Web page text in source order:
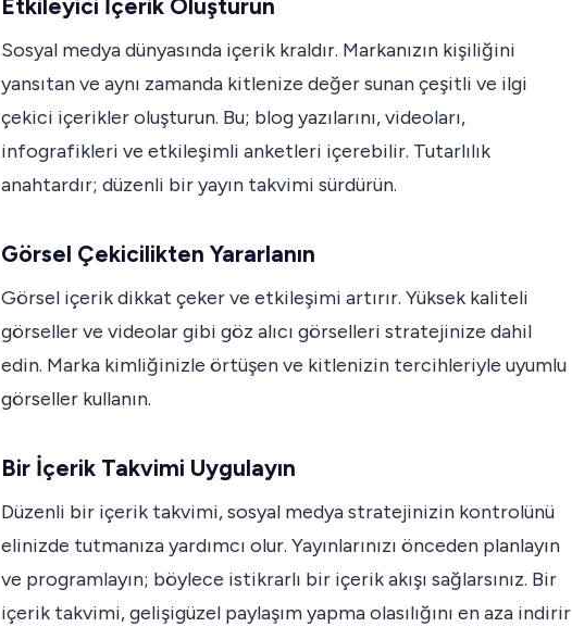
Etkileyici İçerik Oluşturun
Sosyal medya dünyasında içerik kraldır. Markanızın kişiliğini
yansıtan ve aynı zamanda kitlenize değer sunan çeşitli ve ilgi
çekici içerikler oluşturun. Bu; blog yazılarını, videoları,
infografikleri ve etkileşimli anketleri içerebilir. Tutarlılık
anahtardır; düzenli bir yayın takvimi sürdürün.
Görsel Çekicilikten Yararlanın
Görsel içerik dikkat çeker ve etkileşimi artırır. Yüksek kaliteli
görseller ve videolar gibi göz alıcı görselleri stratejinize dahil
edin. Marka kimliğinizle örtüşen ve kitlenizin tercihleriyle uyumlu
görseller kullanın.
Bir İçerik Takvimi Uygulayın
Düzenli bir içerik takvimi, sosyal medya stratejinizin kontrolünü
elinizde tutmanıza yardımcı olur. Yayınlarınızı önceden planlayın
ve programlayın; böylece istikrarlı bir içerik akışı sağlarsınız. Bir
içerik takvimi, gelişigüzel paylaşım yapma olasılığını en aza indirir